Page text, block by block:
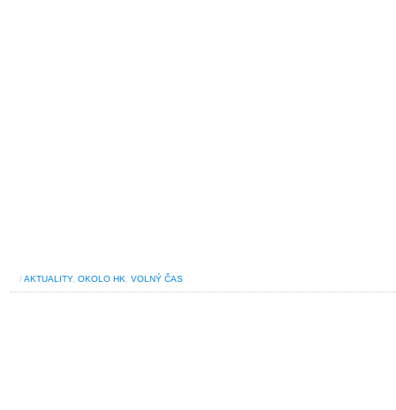
/AKTUALITY, OKOLO HK VOLNÝ ČAS